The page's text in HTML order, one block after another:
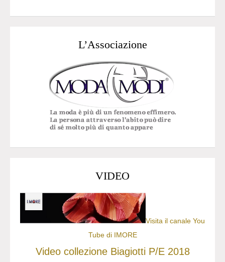
L’Associazione
VIDEO
Visita il canale You
Tube di IMORE
Video collezione Biagiotti P/E 2018